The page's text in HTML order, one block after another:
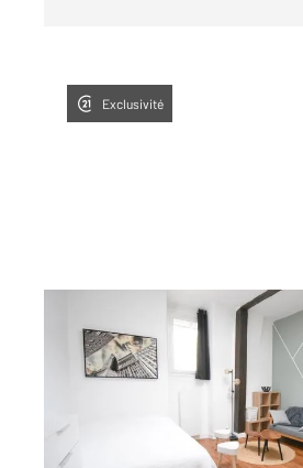
Exclusivité
21,84 m2, 1 pièce
Ref : 1898
Appartement F1 à vendre
69 000 €